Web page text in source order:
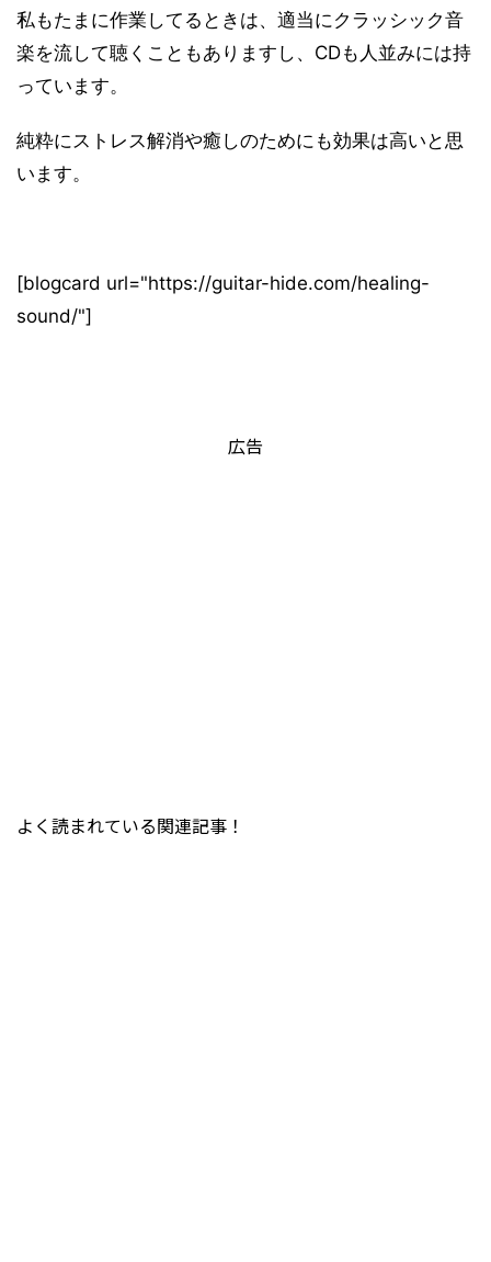
私もたまに作業してるときは、適当にクラッシック音
楽を流して聴くこともありますし、CDも人並みには持
っています。
純粋にストレス解消や癒しのためにも効果は高いと思
います。
[blogcard url="https://guitar-hide.com/healing-
sound/"]
広告
よく読まれている関連記事！